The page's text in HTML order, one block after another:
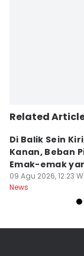
Related
Di Balik Sein
Kanan, Beban
Emak-emak
Gagal fokus di
09 Agu 2026, 12:23
News